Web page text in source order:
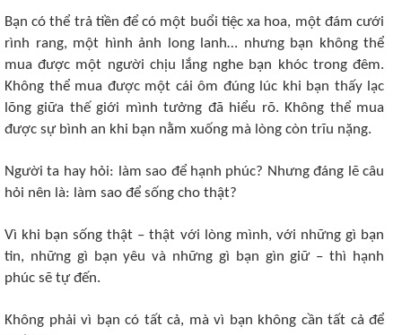
Bạn có thể trả tiền để có một buổi tiệc xa hoa, một đám cưới
rình rang, một hình ảnh long lanh… nhưng bạn không thể
mua được một người chịu lắng nghe bạn khóc trong đêm.
Không thể mua được một cái ôm đúng lúc khi bạn thấy lạc
lõng giữa thế giới mình tưởng đã hiểu rõ. Không thể mua
được sự bình an khi bạn nằm xuống mà lòng còn trĩu nặng.
Người ta hay hỏi: làm sao để hạnh phúc? Nhưng đáng lẽ câu
hỏi nên là: làm sao để sống cho thật?
Vì khi bạn sống thật – thật với lòng mình, với những gì bạn
tin, những gì bạn yêu và những gì bạn gìn giữ – thì hạnh
phúc sẽ tự đến.
Không phải vì bạn có tất cả, mà vì bạn không cần tất cả để